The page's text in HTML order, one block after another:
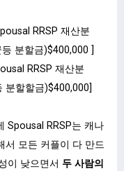
RRSP 재산분
분할금)$400,000 ]
RRSP 재산분
분할할금)$400,000]
Spousal RRSP는 캐나
서 모든 커플이 다 만드
이 낮으면서 두 사람의